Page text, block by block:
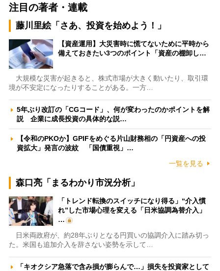
注目の著者・連載
藤川里絵「さあ、投資を始めよう！」
【資産運用】大災害時に慌てないために平時から
備えておきたい3つのポイント「資産の棚卸し…
大規模な災害が起きると、株式市場が大きく動いたり、取引環
境が不安定になったりすることがある。一方…
5年ぶり改訂の「CGコード」、何が変わったのかポイントを解
説 企業に成長投資の具体的な説…
【令和のPKOか】GPIFをめぐる片山財務相の「円資産への投
資拡大」発言の波紋 「国債重視」…
一覧を見る
森口亮「まるわかり市況分析」
「トレンド転換のスイッチになり得る」“介入慣
れ”した市場心理を変える「日米協調為替介入」
…
日米両政府が、約28年ぶりとなる円買いの協調介入に踏み切っ
た。米国も追加介入を辞さない姿勢を示して…
「キオクシア急落で含み損が膨らんで…」損失を投資家として